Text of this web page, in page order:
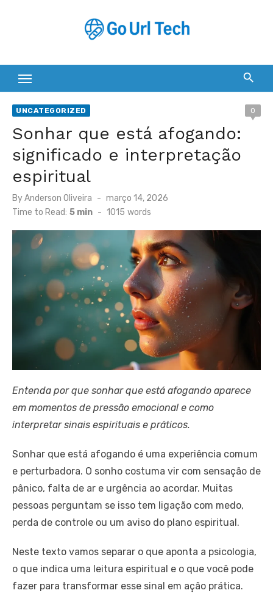
UNCATEGORIZED 0
Sonhar que está afogando:
significado e interpretação
espiritual
ByAnderson Oliveira
Posted
on
março 14, 2026
Time to Read: 5 min - 1015 words
Entenda por que sonhar que está afogando aparece
em momentos de pressão emocional e como
interpretar sinais espirituais e práticos.
Sonhar que está afogando é uma experiência comum
e perturbadora. O sonho costuma vir com sensação de
pânico, falta de ar e urgência ao acordar. Muitas
pessoas perguntam se isso tem ligação com medo,
perda de controle ou um aviso do plano espiritual.
Neste texto vamos separar o que aponta a psicologia,
o que indica uma leitura espiritual e o que você pode
fazer para transformar esse sinal em ação prática.